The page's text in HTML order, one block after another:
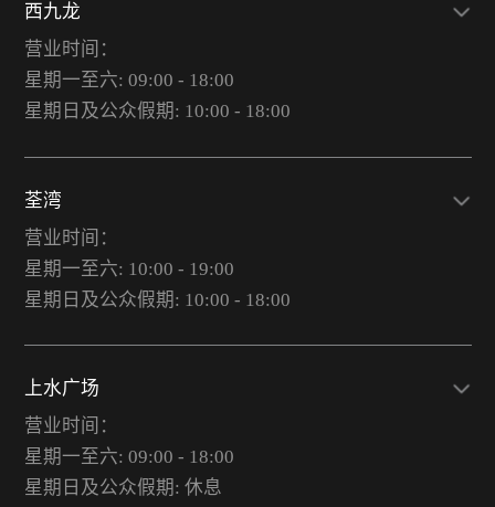
西九龙
营业时间：
星期一至六: 09:00 - 18:00
星期日及公众假期: 10:00 - 18:00
荃湾
营业时间：
星期一至六: 10:00 - 19:00
星期日及公众假期: 10:00 - 18:00
上水广场
营业时间：
星期一至六: 09:00 - 18:00
星期日及公众假期: 休息